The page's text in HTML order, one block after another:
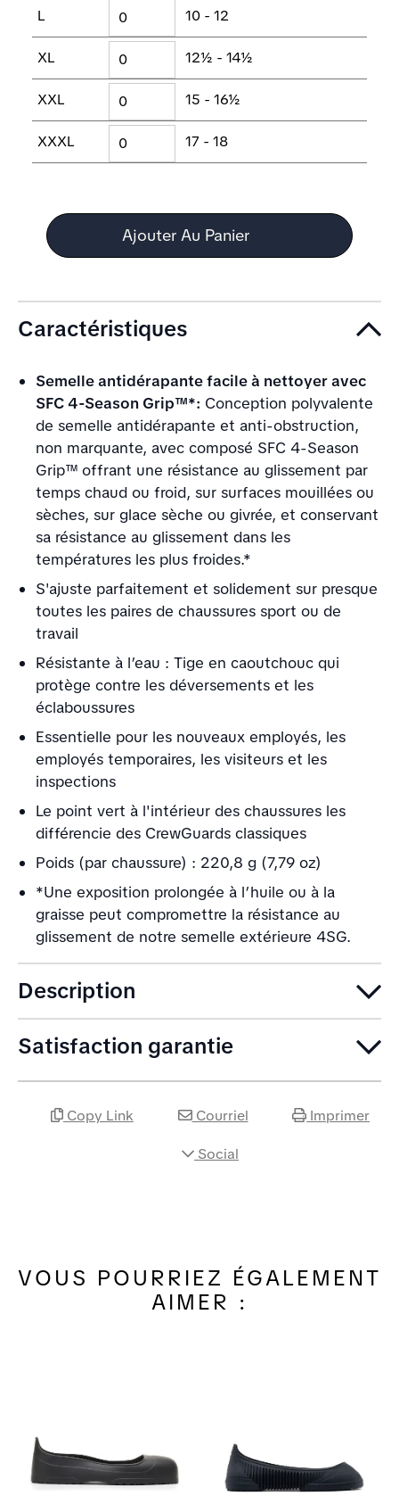
L 10 - 12
XL 12½ - 14½
XXL 15 - 16½
XXXL 17 - 18
Ajouter Au Panier
Caractéristiques
Semelle antidérapante facile à nettoyer avec
SFC 4-Season Grip™*: Conception polyvalente
de semelle antidérapante et anti-obstruction,
non marquante, avec composé SFC 4-Season
Grip™ offrant une résistance au glissement par
temps chaud ou froid, sur surfaces mouillées ou
sèches, sur glace sèche ou givrée, et conservant
sa résistance au glissement dans les
températures les plus froides.*
S'ajuste parfaitement et solidement sur presque
toutes les paires de chaussures sport ou de
travail
Résistante à l’eau : Tige en caoutchouc qui
protège contre les déversements et les
éclaboussures
Essentielle pour les nouveaux employés, les
employés temporaires, les visiteurs et les
inspections
Le point vert à l'intérieur des chaussures les
différencie des CrewGuards classiques
Poids (par chaussure) : 220,8 g (7,79 oz)
*Une exposition prolongée à l’huile ou à la
graisse peut compromettre la résistance au
glissement de notre semelle extérieure 4SG.
Description
Satisfaction garantie
Copy Link Courriel Imprimer
Social
VOUS POURRIEZ ÉGALEMENT
AIMER :